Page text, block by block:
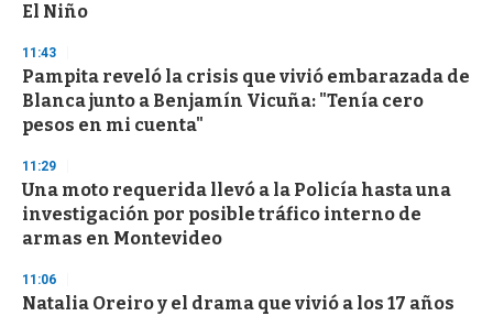
El Niño
11:43
Pampita reveló la crisis que vivió embarazada de
Blanca junto a Benjamín Vicuña: "Tenía cero
pesos en mi cuenta"
11:29
Una moto requerida llevó a la Policía hasta una
investigación por posible tráfico interno de
armas en Montevideo
11:06
Natalia Oreiro y el drama que vivió a los 17 años